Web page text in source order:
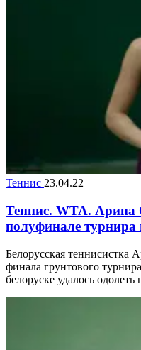
Теннис 23.04.22
Теннис. WTA. Арина
полуфинале турнира
Белорусская теннисистка
финала грунтового
белоруске удалось